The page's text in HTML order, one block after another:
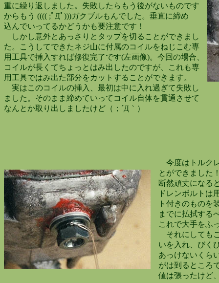
重に繰り返しました。失敗したらもう後がないものです
からもう (((( ;ﾟДﾟ)))ガクブルもんでした。垂直に締め
込んでいってるかどうかも要注意です！
しかし意外とあっさりとタップを切ることができまし
た。こうしてできたネジ山に付属のコイルをねじこむ専
用工具で挿入すれば修復完了です(左画像)。今回の場合、
コイルが長くてちょっとはみ出したのですが、これも専
用工具ではみ出た部分をカットすることができます。
実はこのコイルの挿入、最初は中に入れ過ぎて失敗し
ました。そのまま締めていってコイル自体を貫通させて
なんとか取り出しましたけど（；´Д｀）
今度はトルクレ
とができました
断然頑丈になる
ドレンボルトは
ト付きのものを
までに払拭する
これで大手をふ
それにしてもこ
いを入れ、びく
あっけないくら
がは到るところ
値は張ったけど